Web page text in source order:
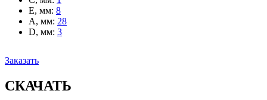
E, мм: 8
A, мм: 28
D, мм: 3
Заказать
СКАЧАТЬ